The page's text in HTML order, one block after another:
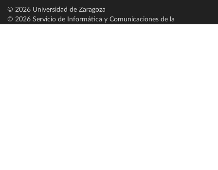
© 2026 Universidad de Zaragoza
© 2026 Servicio de Informática y Comunicaciones de la